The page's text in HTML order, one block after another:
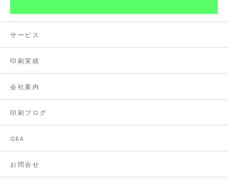
サービス
印刷実績
会社案内
印刷ブログ
Q&A
お問合せ